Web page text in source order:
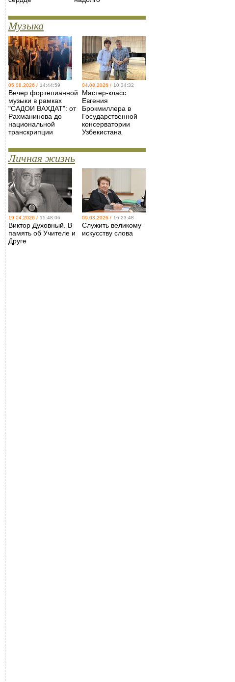
Музыка
05.08.2026 / 14:44:59
Вечер фортепианной
музыки в рамках
"САДОИ ВАХДАТ": от
Рахманинова до
национальной
транскрипции
04.08.2026 / 10:34:32
Мастер-класс
Евгения
Брокмиллера в
Государственной
консерватории
Узбекистана
Личная жизнь
19.04.2026 / 15:48:06
Виктор Духовный. В
память об Учителе и
Друге
09.03.2026 / 16:23:48
Служить великому
искусству слова